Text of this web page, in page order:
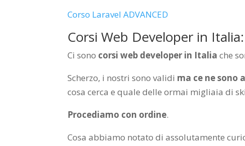
Corso Laravel ADVANCED
Corsi Web Developer in
Ci sono corsi web developer in Italia che
Scherzo, i nostri sono validi ma ce ne sono
cosa cerca e quale delle ormai migliaia di
Procediamo con ordine.
Cosa abbiamo notato di assolutamente